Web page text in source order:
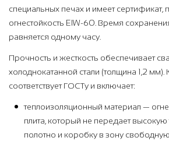
специальных печах и имеет
огнестойкость EIW-60. Время
равняется одному часу.
Прочность и жесткость обеспечивает
холоднокатанной стали (толщина 1,2 мм).
соответствует ГОСТу и включает:
теплоизоляционный материал —
плита, который не передает
полотно и коробку в зону